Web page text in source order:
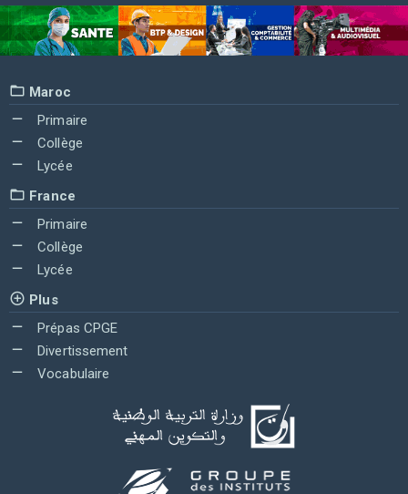
Maroc
Primaire
Collège
Lycée
France
Primaire
Collège
Lycée
Plus
Prépas CPGE
Divertissement
Vocabulaire